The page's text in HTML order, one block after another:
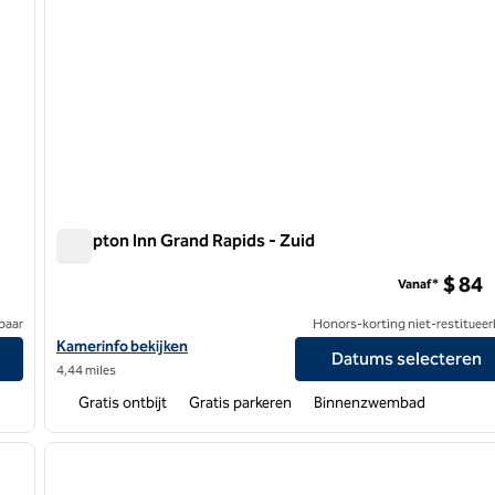
Hampton Inn Grand Rapids - Zuid
Bekijk hoteldetails voor Hampton Inn Grand Rapids-South
Kamerinfo bekijken
4,44 miles
Vanaf* $ 84
Honors-korting niet-
Datums selecteren
Gratis ontbijt Gratis parkeren Binnenzwembad
volgende afbeelding
1 van 12